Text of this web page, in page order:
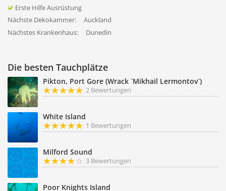
Erste Hilfe Ausrüstung
Nächste Dekokammer:
Auckland
Nächstes Krankenhaus:
Dunedin
Die besten Tauchplätze
Pikton, Port Gore (Wrack `Mikhail Lermontov`)
2 Bewertungen
White Island
1 Bewertungen
Milford Sound
3 Bewertungen
Poor Knights Island